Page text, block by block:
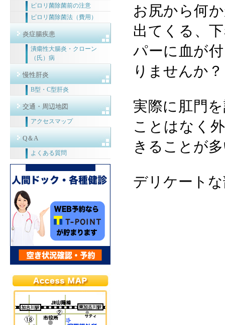
ピロリ菌除菌前の注意
ピロリ菌除菌法（費用）
炎症腸疾患
潰瘍性大腸炎・クローン
（氏）病
慢性肝炎
B型・C型肝炎
交通・周辺地図
アクセスマップ
Q＆A
よくある質問
お尻から何
出てくる、
パーに血が
りませんか？
実際に肛門
ことはなく
きることが
デリケート